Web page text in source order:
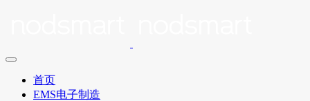
首页
EMS电子制造